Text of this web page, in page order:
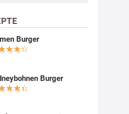
Burger
Burger